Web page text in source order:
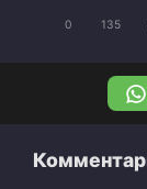
0 135